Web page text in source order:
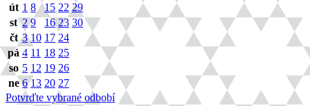
út 1 8 15 22 29
st 2 9 16 23 30
čt 3 10 17 24
pá 4 11 18 25
so 5 12 19 26
ne 6 13 20 27
Potvrďte vybrané odbobí